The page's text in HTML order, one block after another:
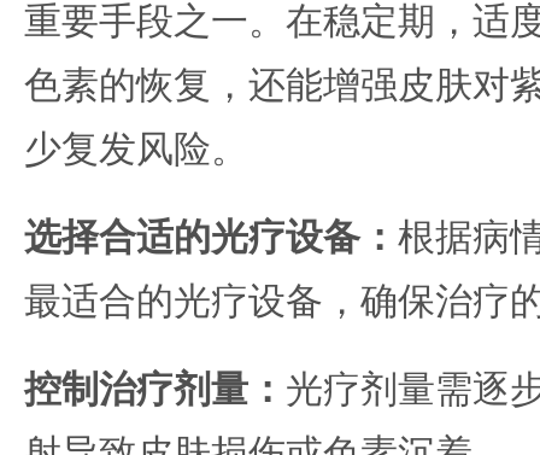
重要手段之一。在稳定期，适
色素的恢复，还能增强皮肤对
少复发风险。
选择合适的光疗设备： 根据病
最适合的光疗设备，确保治疗
控制治疗剂量： 光疗剂量需逐